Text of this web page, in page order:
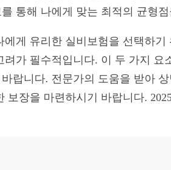
통해 나에게 맞는 최적의 균형
에게 유리한 실비보험을 선택하
려가 필수적입니다. 이 두 가지
랍니다. 전문가의 도움을 받아
보장을 마련하시기 바랍니다.